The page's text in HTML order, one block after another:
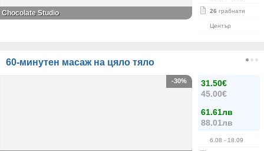
26 грабнати
Център
Chocolate Studio
60-минутен масаж на цяло тяло
31.50€
45.00€
61.61лв
88.01лв
6.08 - 18.09
-30%